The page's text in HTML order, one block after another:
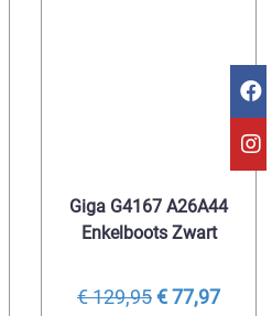
Giga G4167 A26A44
Enkelboots Zwart
€ 129,95€ 77,97